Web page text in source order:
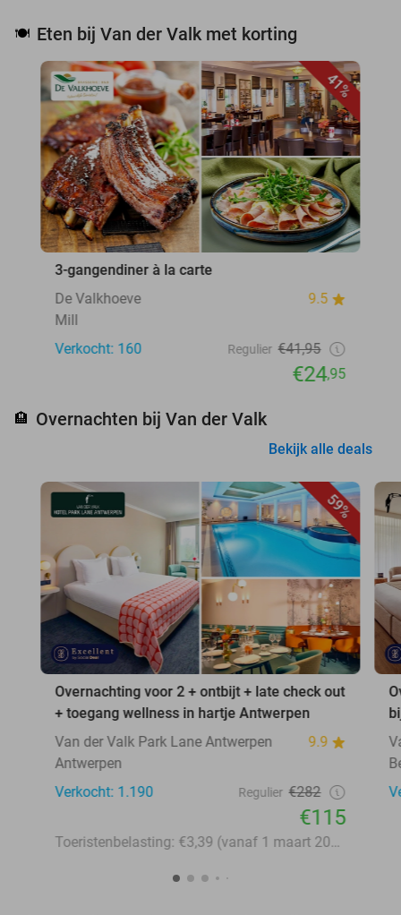
🍽️ Eten bij Van der Valk met korting
41%
3-gangendiner à la carte
De Valkhoeve
9.5
Mill
Verkocht: 160
Regulier €41,95
€24,95
🏨 Overnachten bij Van der Valk
Bekijk alle deals
59%
Overnachting voor 2 + ontbijt + late check out
+ toegang wellness in hartje Antwerpen
Van der Valk Park Lane Antwerpen
9.9
Antwerpen
Verkocht: 1.190
Regulier €282
€115
Toeristenbelasting: €3,39 (vanaf 1 maart 2026: €3,58)